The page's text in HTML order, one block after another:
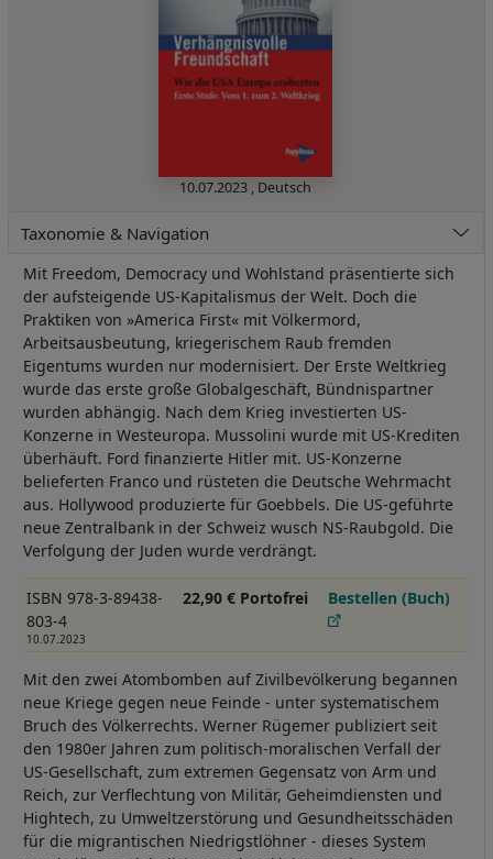
10.07.2023 , Deutsch
Taxonomie & Navigation
Mit Freedom, Democracy und Wohlstand präsentierte sich
der aufsteigende US-Kapitalismus der Welt. Doch die
Praktiken von »America First« mit Völkermord,
Arbeitsausbeutung, kriegerischem Raub fremden
Eigentums wurden nur modernisiert. Der Erste Weltkrieg
wurde das erste große Globalgeschäft, Bündnispartner
wurden abhängig. Nach dem Krieg investierten US-
Konzerne in Westeuropa. Mussolini wurde mit US-Krediten
überhäuft. Ford finanzierte Hitler mit. US-Konzerne
belieferten Franco und rüsteten die Deutsche Wehrmacht
aus. Hollywood produzierte für Goebbels. Die US-geführte
neue Zentralbank in der Schweiz wusch NS-Raubgold. Die
Verfolgung der Juden wurde verdrängt.
ISBN 978-3-89438-
803-4
10.07.2023
22,90 € Portofrei Bestellen (Buch)
Mit den zwei Atombomben auf Zivilbevölkerung begannen
neue Kriege gegen neue Feinde - unter systematischem
Bruch des Völkerrechts. Werner Rügemer publiziert seit
den 1980er Jahren zum politisch-moralischen Verfall der
US-Gesellschaft, zum extremen Gegensatz von Arm und
Reich, zur Verflechtung von Militär, Geheimdiensten und
Hightech, zu Umweltzerstörung und Gesundheitsschäden
für die migrantischen Niedrigstlöhner - dieses System